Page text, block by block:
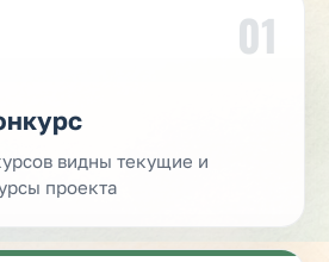
01
видны текущие и
проекта